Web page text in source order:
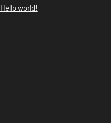
Hello world!